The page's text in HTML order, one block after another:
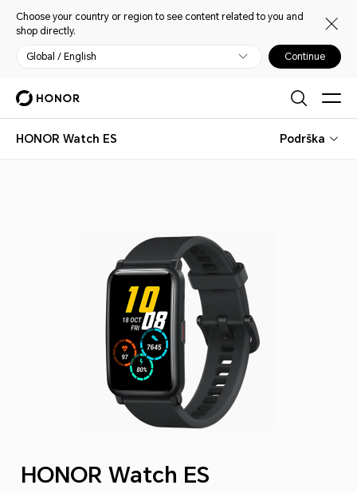
Choose your country or region to see content related to you and
shop directly.
Global / English Continue
HONOR Watch ES Podrška
HONOR Watch ES